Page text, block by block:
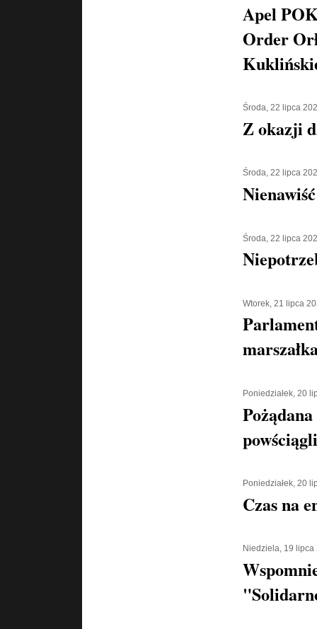
Apel
Order
Środa, 22 lipca
Z okazji
Środa, 22 lipca
Środa, 22 lipca
Wtorek, 21 lipca
Poniedziałek, 20
Poniedziałek, 20
Czas na
Niedziela, 19 lipca